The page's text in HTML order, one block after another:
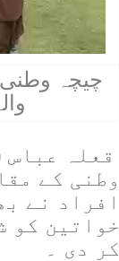
چیچہ
کر دی ۔